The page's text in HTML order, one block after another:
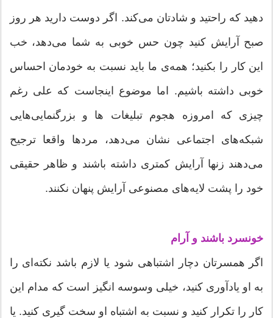
دهید که راحتید و شادتان می‌کند. اگر دوست دارید هر روز
صبح آرایش کنید چون حس خوبی به شما می‌دهد، خب
این کار را بکنید؛ همه‌ی ما باید نسبت به خودمان احساس
خوبی داشته باشیم. اما موضوع اینجاست که علی رغم
چیزی که امروزه هجوم تبلیغات ها و بزرگنمایی‌هایی
شبکه‌های اجتماعی نشان می‌دهد، مردها واقعا ترجیح
می‌دهند زنها آرایش کمتری داشته باشند و ظاهر حقیقی
خود را پشت لایه‌های مصنوعی آرایش پنهان نکنند.
خونسرد باشند و آرام
اگر همسرتان دچار اشتباهی شود یا لازم باشد نکته‌ای را
به او یادآوری کنید، خیلی وسوسه انگیز است که مدام این
کار را تکرار کنید و نسبت به اشتباه او سخت گیری کنید. یا